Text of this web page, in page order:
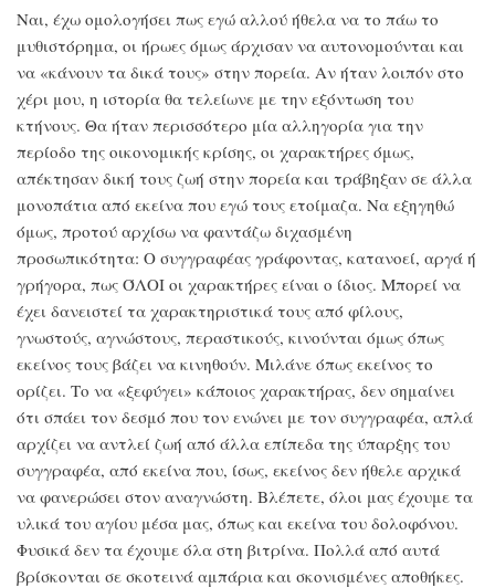
Ναι, έχω ομολογήσει πως εγώ αλλού ήθελα να το πάω το
μυθιστόρημα, οι ήρωες όμως άρχισαν να αυτονομούνται και
να «κάνουν τα δικά τους» στην πορεία. Αν ήταν λοιπόν στο
χέρι μου, η ιστορία θα τελείωνε με την εξόντωση του
κτήνους. Θα ήταν περισσότερο μία αλληγορία για την
περίοδο της οικονομικής κρίσης, οι χαρακτήρες όμως,
απέκτησαν δική τους ζωή στην πορεία και τράβηξαν σε άλλα
μονοπάτια από εκείνα που εγώ τους ετοίμαζα. Να εξηγηθώ
όμως, προτού αρχίσω να φαντάζω διχασμένη
προσωπικότητα: Ο συγγραφέας γράφοντας, κατανοεί, αργά ή
γρήγορα, πως ΌΛΟΙ οι χαρακτήρες είναι ο ίδιος. Μπορεί να
έχει δανειστεί τα χαρακτηριστικά τους από φίλους,
γνωστούς, αγνώστους, περαστικούς, κινούνται όμως όπως
εκείνος τους βάζει να κινηθούν. Μιλάνε όπως εκείνος το
ορίζει. Το να «ξεφύγει» κάποιος χαρακτήρας, δεν σημαίνει
ότι σπάει τον δεσμό που τον ενώνει με τον συγγραφέα, απλά
αρχίζει να αντλεί ζωή από άλλα επίπεδα της ύπαρξης του
συγγραφέα, από εκείνα που, ίσως, εκείνος δεν ήθελε αρχικά
να φανερώσει στον αναγνώστη. Βλέπετε, όλοι μας έχουμε τα
υλικά του αγίου μέσα μας, όπως και εκείνα του δολοφόνου.
Φυσικά δεν τα έχουμε όλα στη βιτρίνα. Πολλά από αυτά
βρίσκονται σε σκοτεινά αμπάρια και σκονισμένες αποθήκες.